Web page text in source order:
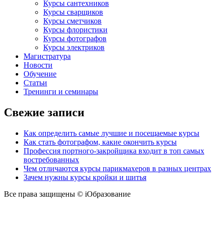
Курсы сантехников
Курсы сварщиков
Курсы сметчиков
Курсы флористики
Курсы фотографов
Курсы электриков
Магистратура
Новости
Обучение
Статьи
Тренинги и семинары
Свежие записи
Как определить самые лучшие и посещаемые курсы
Как стать фотографом, какие окончить курсы
Профессия портного-закройщика входит в топ самых
востребованных
Чем отличаются курсы парикмахеров в разных центрах
Зачем нужны курсы кройки и шитья
Все права защищены © iОбразование